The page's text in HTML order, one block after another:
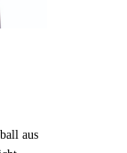
aus